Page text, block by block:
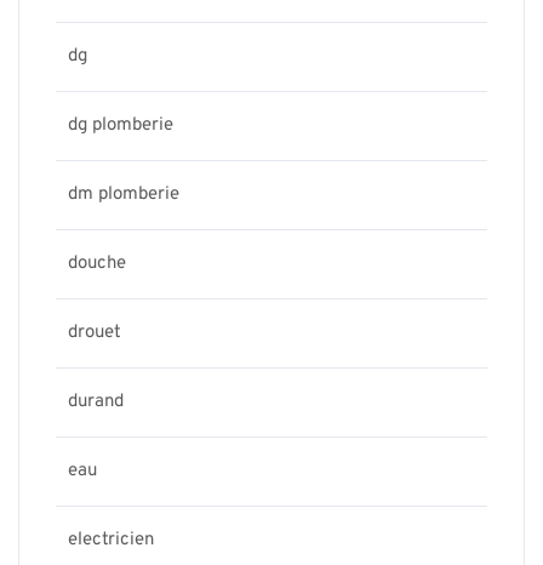
dg
dg plomberie
dm plomberie
douche
drouet
durand
eau
electricien